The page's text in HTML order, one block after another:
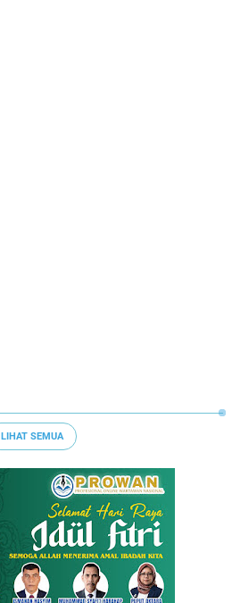
LIHAT SEMUA